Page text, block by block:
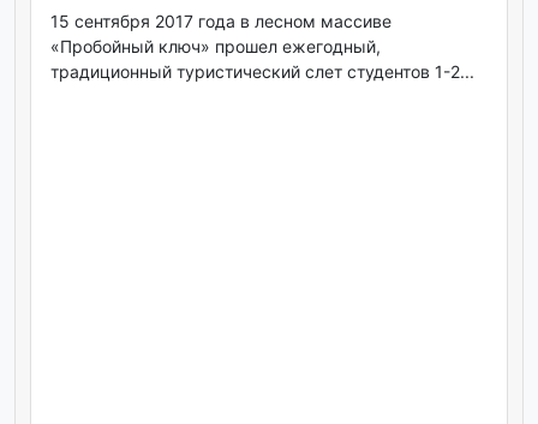
15 сентября 2017 года в лесном массиве
«Пробойный ключ» прошел ежегодный,
традиционный туристический слет студентов 1-2...